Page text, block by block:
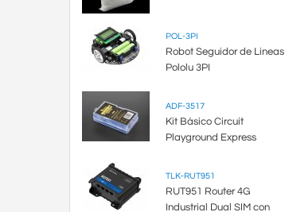
POL-3PI
Robot Seguidor de Lineas
Pololu 3PI
ADF-3517
Kit Básico Circuit
Playground Express
TLK-RUT951
RUT951 Router 4G
Industrial Dual SIM con